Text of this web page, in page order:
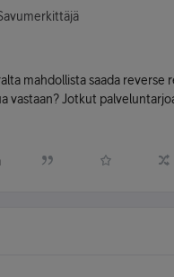
mahdollista saada reverse
vastaan? Jotkut